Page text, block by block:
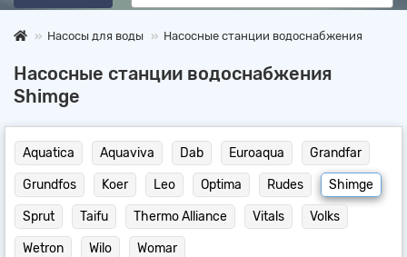
Насосы для воды Насосные станции водоснабжения
Насосные станции водоснабжения
Shimge
Aquatica Aquaviva Dab Euroaqua Grandfar
Grundfos Koer Leo Optima Rudes Shimge
Sprut Taifu Thermo Alliance Vitals Volks
Wetron Wilo Womar